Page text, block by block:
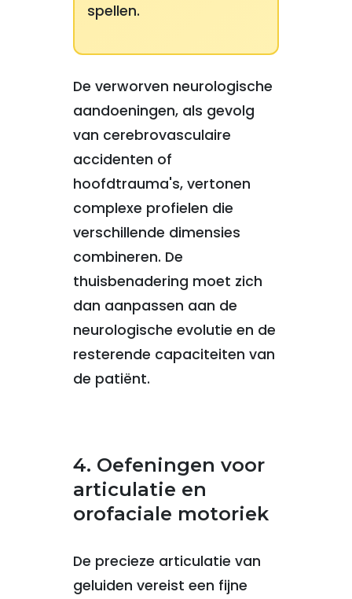
spellen.
De verworven neurologische
aandoeningen, als gevolg
van cerebrovasculaire
accidenten of
hoofdtrauma's, vertonen
complexe profielen die
verschillende dimensies
combineren. De
thuisbenadering moet zich
dan aanpassen aan de
neurologische evolutie en de
resterende capaciteiten van
de patiënt.
4. Oefeningen voor
articulatie en
orofaciale motoriek
De precieze articulatie van
geluiden vereist een fijne